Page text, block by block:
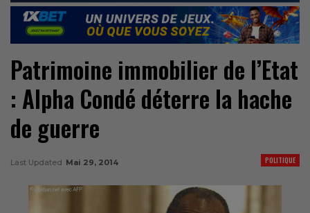
Patrimoine immobilier de l’Etat
: Alpha Condé déterre la hache
de guerre
POLITIQUE
Last Updated Mai 29, 2014